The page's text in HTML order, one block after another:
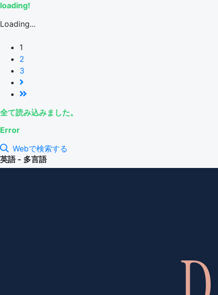
loading!
Loading...
1
2
3
全て読み込みました。
Error
Webで検索する
英語 - 多言語